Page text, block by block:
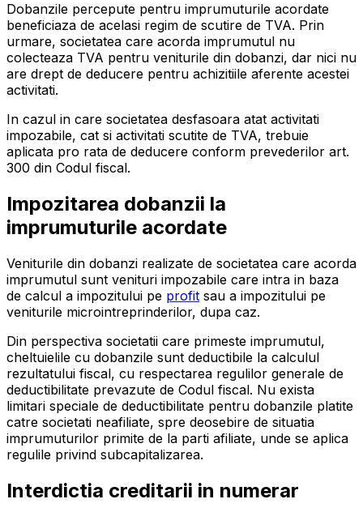
Dobanzile percepute pentru imprumuturile acordate
beneficiaza de acelasi regim de scutire de TVA. Prin
urmare, societatea care acorda imprumutul nu
colecteaza TVA pentru veniturile din dobanzi, dar nici nu
are drept de deducere pentru achizitiile aferente acestei
activitati.
In cazul in care societatea desfasoara atat activitati
impozabile, cat si activitati scutite de TVA, trebuie
aplicata pro rata de deducere conform prevederilor art.
300 din Codul fiscal.
Impozitarea dobanzii la
imprumuturile acordate
Veniturile din dobanzi realizate de societatea care acorda
imprumutul sunt venituri impozabile care intra in baza
de calcul a impozitului pe profit sau a impozitului pe
veniturile microintreprinderilor, dupa caz.
Din perspectiva societatii care primeste imprumutul,
cheltuielile cu dobanzile sunt deductibile la calculul
rezultatului fiscal, cu respectarea regulilor generale de
deductibilitate prevazute de Codul fiscal. Nu exista
limitari speciale de deductibilitate pentru dobanzile platite
catre societati neafiliate, spre deosebire de situatia
imprumuturilor primite de la parti afiliate, unde se aplica
regulile privind subcapitalizarea.
Interdictia creditarii in numerar